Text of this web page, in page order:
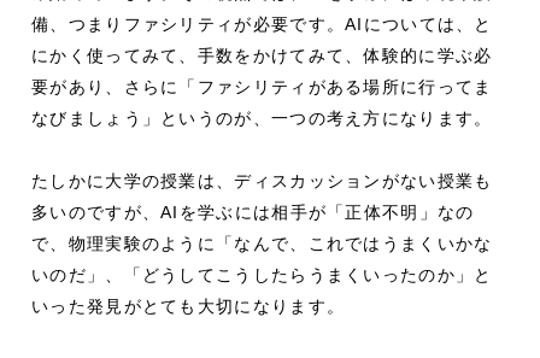
備、つまりファシリティが必要です。AIについては、と
にかく使ってみて、手数をかけてみて、体験的に学ぶ必
要があり、さらに「ファシリティがある場所に行ってま
なびましょう」というのが、一つの考え方になります。
たしかに大学の授業は、ディスカッションがない授業も
多いのですが、AIを学ぶには相手が「正体不明」なの
で、物理実験のように「なんで、これではうまくいかな
いのだ」、「どうしてこうしたらうまくいったのか」と
いった発見がとても大切になります。